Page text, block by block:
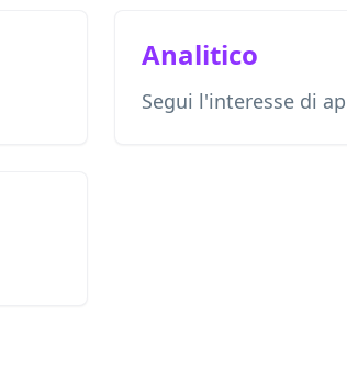
Analitico
Segui l'interesse di